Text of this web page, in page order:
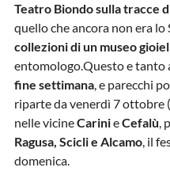
Teatro Biondo sulla tracce
quello che ancora non era
collezioni di un museo
entomologo.Questo e tanto
fine settimana, e parecchi
riparte da venerdì 7 ottobre (
nelle vicineCarinieCefalù,
Ragusa, Scicli e Alcamo, il
domenica.